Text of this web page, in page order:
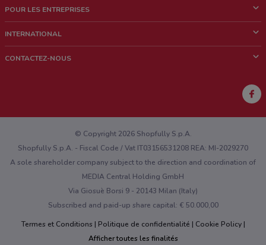
News & Médias
POUR LES ENTREPRISES
Contacts commerciaux et/ou marketing
INTERNATIONAL
CONTACTEZ-NOUS
Vous rencontrez un problème technique sur l’appli ou le site?
© Copyright 2026 Shopfully S.p.A.
Shopfully S.p.A. - Fiscal Code / Vat IT03156531208 REA: MI-2029270
A sole shareholder company subject to the direction and coordination of
MEDIA Central Holding GmbH
Via Giosuè Borsi 9 - 20143 Milan (Italy)
Subscribed and paid-up share capital: € 50.000,00
Termes et Conditions
Politique de confidentialité
Cookie Policy
Afficher toutes les finalités